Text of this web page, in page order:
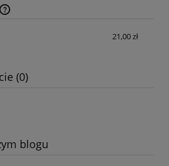
kosztów płatności
21,00 zł
(0)
blogu